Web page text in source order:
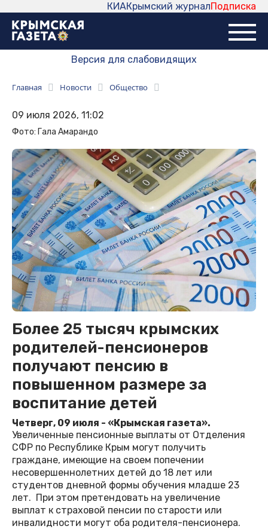
Подписка
Крымский журнал
КИА
Версия для слабовидящих
Главная Новости Общество
09 июля 2026, 11:02
Фото: Гала Амарандо
Более 25 тысяч крымских
родителей-пенсионеров
получают пенсию в
повышенном размере за
воспитание детей
Четверг, 09 июля - «Крымская газета».
Увеличенные пенсионные выплаты от Отделения
СФР по Республике Крым могут получить
граждане, имеющие на своем попечении
несовершеннолетних детей до 18 лет или
студентов дневной формы обучения младше 23
лет. При этом претендовать на увеличение
выплат к страховой пенсии по старости или
инвалидности могут оба родителя-пенсионера.